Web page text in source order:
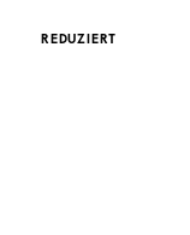
REDUZIERT